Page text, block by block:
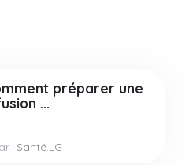
préparer une
...
Santé.LG